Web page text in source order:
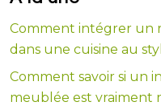
Comment intégrer un
dans une cuisine au
Comment savoir si un
meublée est vraiment